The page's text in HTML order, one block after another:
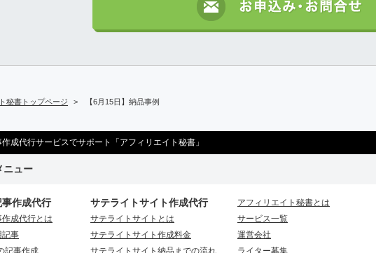
秘書トップページ 【6月15日】納品事例
成代行サービスでサポート「アフィリエイト秘書」
ニュー
作成代行
成代行とは
記事
記事作成
サテライトサイト作成代行
サテライトサイトとは
サテライトサイト作成料金
サテライトサイト納品までの流れ
アフィリエイト秘書とは
サービス一覧
運営会社
ライター募集